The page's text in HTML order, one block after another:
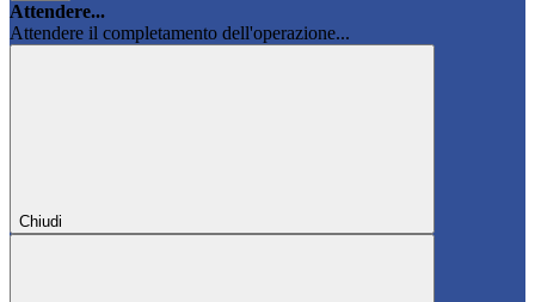
Attendere...
Attendere il completamento dell'operazione...
Chiudi